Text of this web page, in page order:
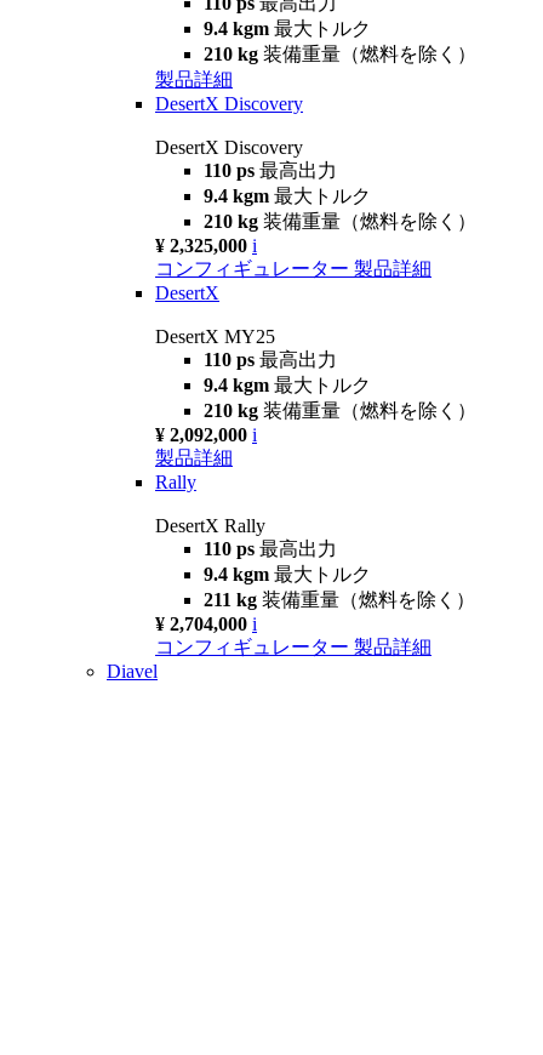
9.4 kgm 最大トルク
210 kg 装備重量（燃料を除く）
製品詳細
DesertX Discovery
DesertX Discovery
110 ps 最高出力
9.4 kgm 最大トルク
210 kg 装備重量（燃料を除く）
¥ 2,325,000 i
コンフィギュレーター 製品詳細
DesertX
DesertX MY25
110 ps 最高出力
9.4 kgm 最大トルク
210 kg 装備重量（燃料を除く）
¥ 2,092,000 i
製品詳細
Rally
DesertX Rally
110 ps 最高出力
9.4 kgm 最大トルク
211 kg 装備重量（燃料を除く）
¥ 2,704,000 i
コンフィギュレーター 製品詳細
Diavel